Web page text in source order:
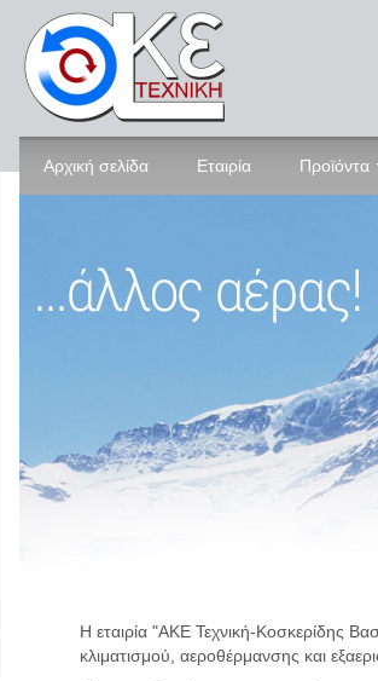
Αρχική σελίδα Εταιρία Προϊόντα
Η εταιρία "ΑΚΕ Τεχνική-Κοσκερίδης
κλιματισμού, αεροθέρμανσης και